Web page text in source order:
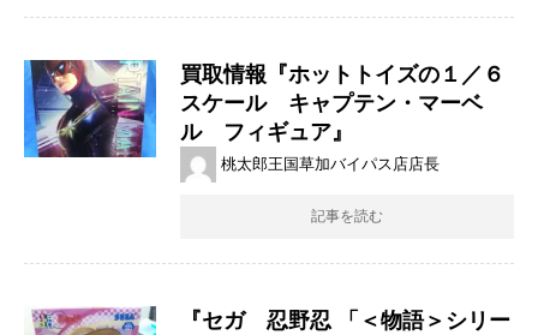
買取情報『ホットトイズの１／６
スケール キャプテン・マーベ
ル フィギュア』
桃太郎王国草加バイパス店店長
記事を読む
『セガ 忍野忍 ​「＜物語＞シリー